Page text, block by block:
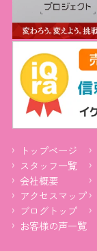
トップページ
スタッフ一覧
会社概要
アクセスマップ
ブログトップ
お客様の声一覧